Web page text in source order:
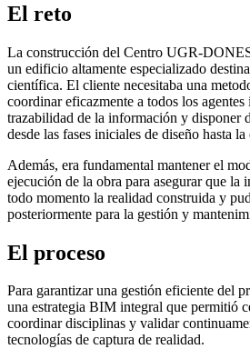
El reto
La construcción del Centro UGR-
un edificio altamente especializado
científica. El cliente necesitaba una
coordinar eficazmente a todos los
trazabilidad de la información y disponer
desde las fases iniciales de diseño hasta
Además, era fundamental mantener el
ejecución de la obra para asegurar que la
todo momento la realidad construida y
posteriormente para la gestión y
El proceso
Para garantizar una gestión eficiente del
una estrategia BIM integral que permitió
coordinar disciplinas y validar
tecnologías de captura de realidad.